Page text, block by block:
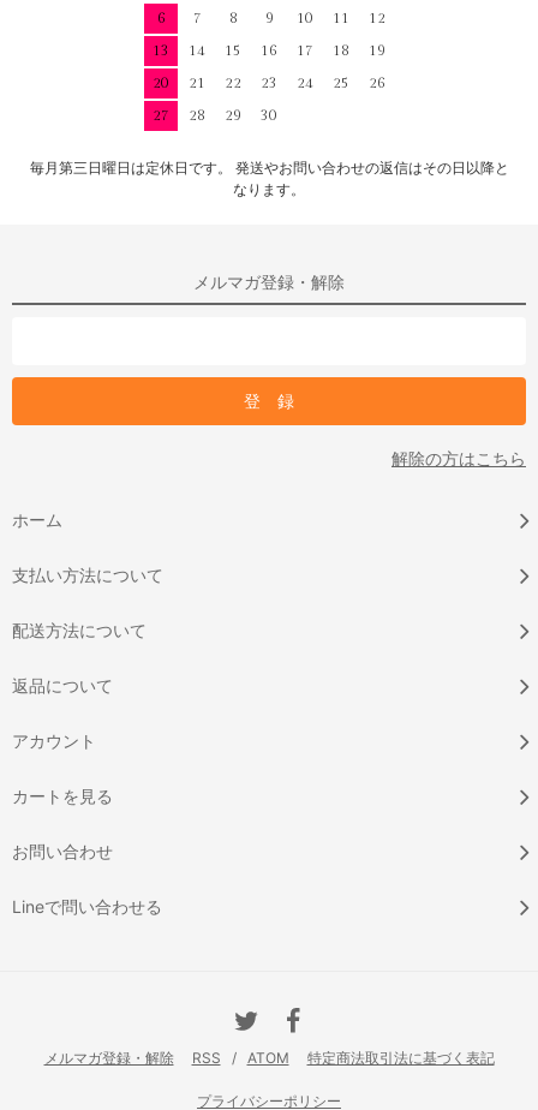
6
7 8 9 10 11
12
13
14 15 16 17 18
19
20
21 22 23 24 25
26
27
28 29 30
毎月第三日曜日は定休日です。 発送やお問い合わせの返信はその日以降と
なります。
メルマガ登録・解除
解除の方はこちら
ホーム
支払い方法について
配送方法について
返品について
アカウント
カートを見る
お問い合わせ
Lineで問い合わせる
メルマガ登録・解除 RSS / ATOM 特定商法取引法に基づく表記
プライバシーポリシー